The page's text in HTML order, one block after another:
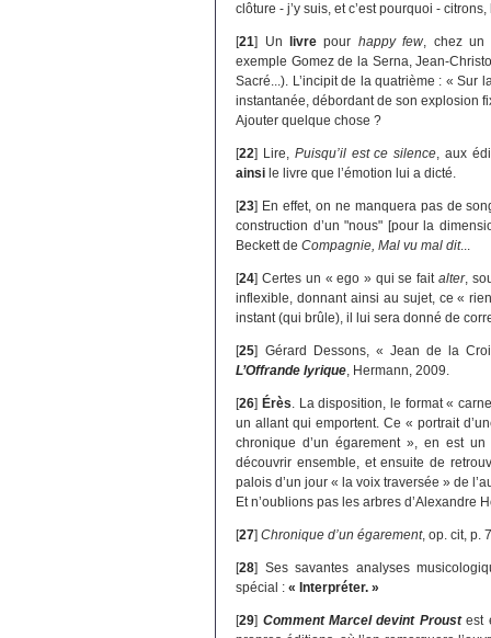
clôture - j’y suis, et c’est pourquoi -
[21] Un livre pour happy few, chez un
exemple Gomez de la Serna, Jean-
Sacré...). L’incipit de la quatrième : « Sur
instantanée, débordant de son explosion
Ajouter quelque chose ?
[22] Lire, Puisqu’il est ce silence, aux
ainsi le livre que l’émotion lui a dicté.
[23] En effet, on ne manquera pas de
construction d’un "nous" [pour la
Beckett deCompagnie, Mal vu mal dit...
[24]Certes un « ego » qui se fait alter,
inflexible, donnant ainsi au sujet, ce «
instant (qui brûle), il lui sera donné de
[25] Gérard Dessons, « Jean de la
L’Offrande lyrique, Hermann, 2009.
[26] Érès. La disposition, le format «
un allant qui emportent. Ce « portrait
chronique d’un égarement », en est
découvrir ensemble, et ensuite de
palois d’un jour « la voix traversée » de
Et n’oublions pas les arbres d’Alexandre
[27]Chronique d’un égarement, op. cit, p.
[28] Ses savantes analyses
spécial :« Interpréter. »
[29] Comment Marcel devint Proustest